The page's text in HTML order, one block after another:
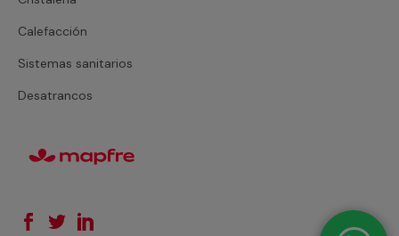
Calefacción
Sistemas sanitarios
Desatrancos